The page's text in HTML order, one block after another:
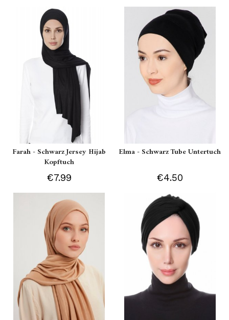
Farah - Schwarz Jersey Hijab
Kopftuch
€7.99
Elma - Schwarz Tube Untertuch
€4.50